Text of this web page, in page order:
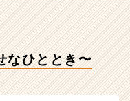
なひととき〜